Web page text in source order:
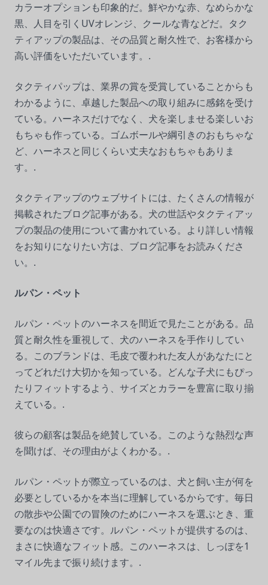
カラーオプションも印象的だ。鮮やかな赤、なめらかな
黒、人目を引くUVオレンジ、クールな青などだ。タク
ティアップの製品は、その品質と耐久性で、お客様から
高い評価をいただいています。.
タクティパップは、業界の賞を受賞していることからも
わかるように、卓越した製品への取り組みに感銘を受け
ている。ハーネスだけでなく、犬を楽しませる楽しいお
もちゃも作っている。ゴムボールや綱引きのおもちゃな
ど、ハーネスと同じくらい丈夫なおもちゃもありま
す。.
タクティアップのウェブサイトには、たくさんの情報が
掲載されたブログ記事がある。犬の世話やタクティアッ
プの製品の使用について書かれている。より詳しい情報
をお知りになりたい方は、ブログ記事をお読みくださ
い。.
ルパン・ペット
ルパン・ペットのハーネスを間近で見たことがある。品
質と耐久性を重視して、犬のハーネスを手作りしてい
る。このブランドは、毛皮で覆われた友人があなたにと
ってどれだけ大切かを知っている。どんな子犬にもぴっ
たりフィットするよう、サイズとカラーを豊富に取り揃
えている。.
彼らの顧客は製品を絶賛している。このような熱烈な声
を聞けば、その理由がよくわかる。.
ルパン・ペットが際立っているのは、犬と飼い主が何を
必要としているかを本当に理解しているからです。毎日
の散歩や公園での冒険のためにハーネスを選ぶとき、重
要なのは快適さです。ルパン・ペットが提供するのは、
まさに快適なフィット感。このハーネスは、しっぽを1
マイル先まで振り続けます。.